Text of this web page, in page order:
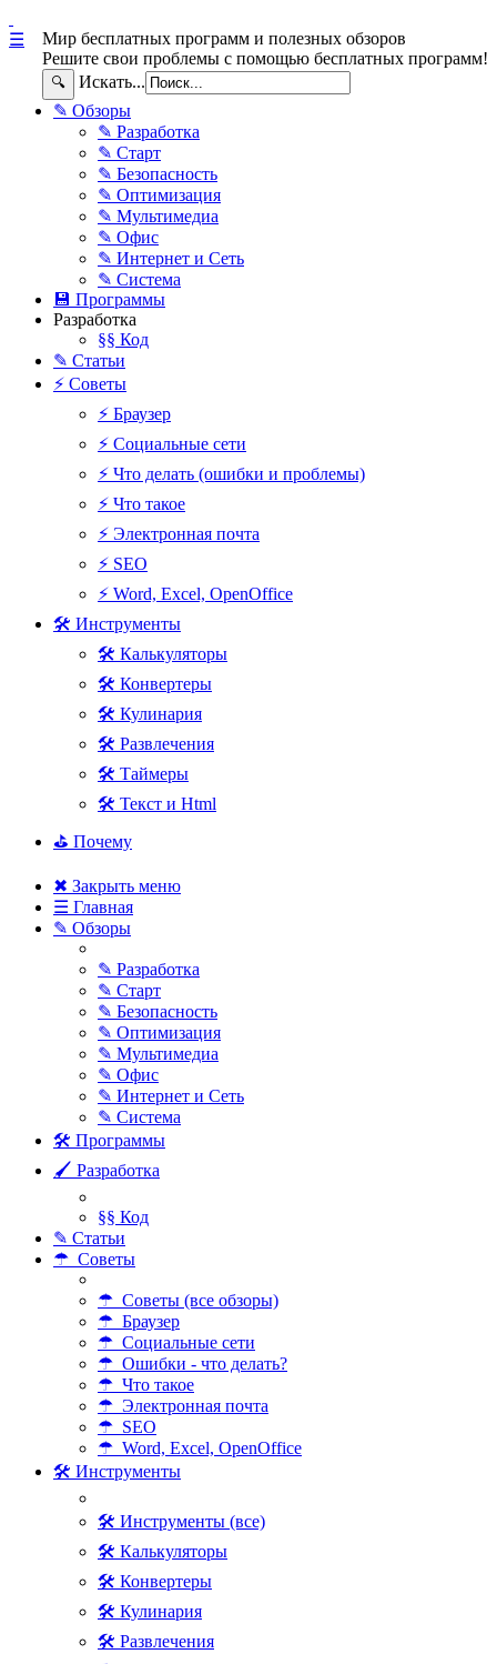
Мир бесплатных программ и полезных обзоров
Решите свои проблемы с помощью бесплатных программ!
🔍 Искать...
☰
✎ Обзоры
✎ Разработка
✎ Старт
✎ Безопасность
✎ Оптимизация
✎ Мультимедиа
✎ Офис
✎ Интернет и Сеть
✎ Система
💾 Программы
Разработка
§§ Код
✎ Статьи
⚡ Советы
⚡ Браузер
⚡ Социальные сети
⚡ Что делать (ошибки и проблемы)
⚡ Что такое
⚡ Электронная почта
⚡ SEO
⚡ Word, Excel, OpenOffice
🛠 Инструменты
🛠 Калькуляторы
🛠 Конвертеры
🛠 Кулинария
🛠 Развлечения
🛠 Таймеры
🛠 Текст и Html
⛳ Почему
✖ Закрыть меню
☰ Главная
✎ Обзоры
✎ Разработка
✎ Старт
✎ Безопасность
✎ Оптимизация
✎ Мультимедиа
✎ Офис
✎ Интернет и Сеть
✎ Система
🛠 Программы
🖌 Разработка
§§ Код
✎ Статьи
☂ Советы
☂ Советы (все обзоры)
☂ Браузер
☂ Социальные сети
☂ Ошибки - что делать?
☂ Что такое
☂ Электронная почта
☂ SEO
☂ Word, Excel, OpenOffice
🛠 Инструменты
🛠 Инструменты (все)
🛠 Калькуляторы
🛠 Конвертеры
🛠 Кулинария
🛠 Развлечения